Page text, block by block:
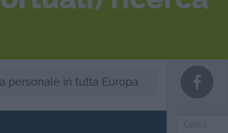
personale in tutta Europa